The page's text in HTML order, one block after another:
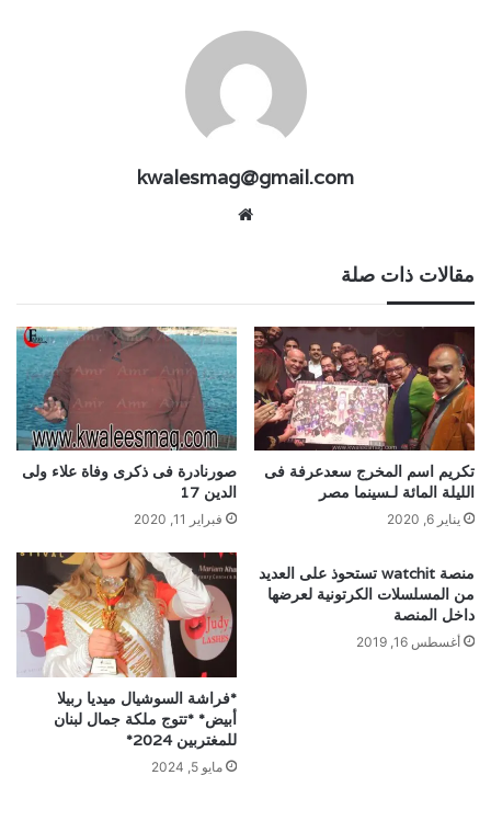
kwalesmag@gmail.com
مقالات ذات صلة
تكريم اسم المخرج سعدعرفة فى
الليلة المائة لـسينما مصر
يناير 6, 2020
صورنادرة فى ذكرى وفاة علاء ولى
الدين 17
فبراير 11, 2020
منصة watchit تستحوذ على العديد
من المسلسلات الكرتونية لعرضها
داخل المنصة
أغسطس 16, 2019
*فراشة السوشيال ميديا ربيلا
أبيض* *تتوج ملكة جمال لبنان
للمغتربين 2024*
مايو 5, 2024